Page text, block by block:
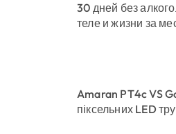
30 дней без
теле и жизни за
Amaran PT4c VS
піксельних LED